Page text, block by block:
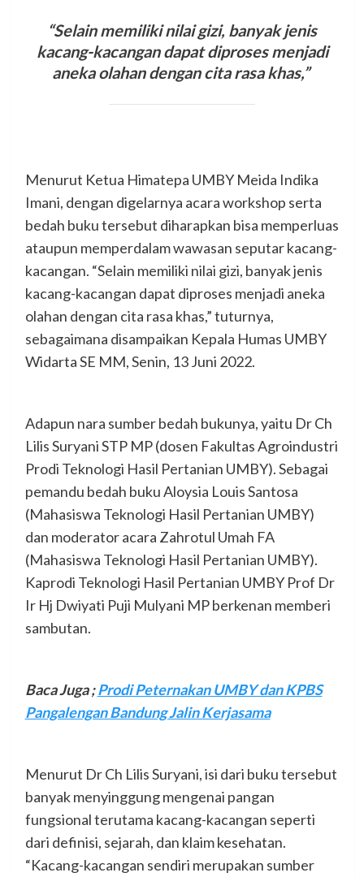
“Selain memiliki nilai gizi, banyak jenis
kacang-kacangan dapat diproses menjadi
aneka olahan dengan cita rasa khas,”
Menurut Ketua Himatepa UMBY Meida Indika
Imani, dengan digelarnya acara workshop serta
bedah buku tersebut diharapkan bisa memperluas
ataupun memperdalam wawasan seputar kacang-
kacangan. “Selain memiliki nilai gizi, banyak jenis
kacang-kacangan dapat diproses menjadi aneka
olahan dengan cita rasa khas,” tuturnya,
sebagaimana disampaikan Kepala Humas UMBY
Widarta SE MM, Senin, 13 Juni 2022.
Adapun nara sumber bedah bukunya, yaitu Dr Ch
Lilis Suryani STP MP (dosen Fakultas Agroindustri
Prodi Teknologi Hasil Pertanian UMBY). Sebagai
pemandu bedah buku Aloysia Louis Santosa
(Mahasiswa Teknologi Hasil Pertanian UMBY)
dan moderator acara Zahrotul Umah FA
(Mahasiswa Teknologi Hasil Pertanian UMBY).
Kaprodi Teknologi Hasil Pertanian UMBY Prof Dr
Ir Hj Dwiyati Puji Mulyani MP berkenan memberi
sambutan.
Baca Juga;Prodi Peternakan UMBY dan KPBS
Pangalengan Bandung Jalin Kerjasama
Menurut Dr Ch Lilis Suryani, isi dari buku tersebut
banyak menyinggung mengenai pangan
fungsional terutama kacang-kacangan seperti
dari definisi, sejarah, dan klaim kesehatan.
“Kacang-kacangan sendiri merupakan sumber